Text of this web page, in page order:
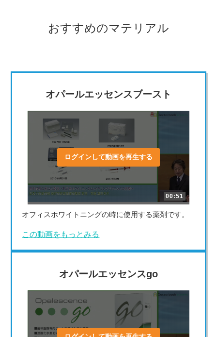
おすすめのマテリアル
オパールエッセンスブースト
ログインして動画を再生する
00:51
オフィスホワイトニングの時に使用する薬剤です。
この動画をもっとみる
オパールエッセンスgo